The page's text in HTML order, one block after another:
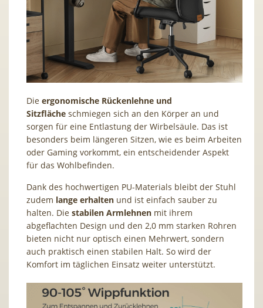
Die ergonomische Rückenlehne und
Sitzfläche schmiegen sich an den Körper an und
sorgen für eine Entlastung der Wirbelsäule. Das ist
besonders beim längeren Sitzen, wie es beim Arbeiten
oder Gaming vorkommt, ein entscheidender Aspekt
für das Wohlbefinden.
Dank des hochwertigen PU-Materials bleibt der Stuhl
zudem lange erhalten und ist einfach sauber zu
halten. Die stabilen Armlehnen mit ihrem
abgeflachten Design und den 2,0 mm starken Rohren
bieten nicht nur optisch einen Mehrwert, sondern
auch praktisch einen stabilen Halt. So wird der
Komfort im täglichen Einsatz weiter unterstützt.